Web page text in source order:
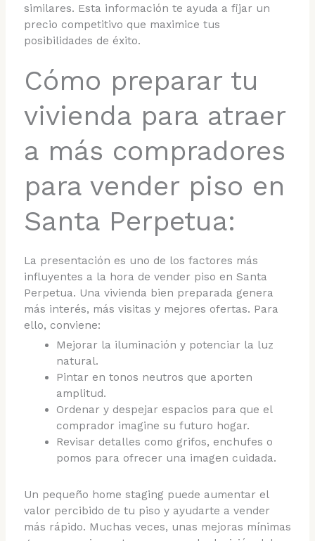
similares. Esta información te ayuda a fijar un
precio competitivo que maximice tus
posibilidades de éxito.
Cómo preparar tu
vivienda para atraer
a más compradores
para vender piso en
Santa Perpetua:
La presentación es uno de los factores más
influyentes a la hora de vender piso en Santa
Perpetua. Una vivienda bien preparada genera
más interés, más visitas y mejores ofertas. Para
ello, conviene:
Mejorar la iluminación y potenciar la luz
natural.
Pintar en tonos neutros que aporten
amplitud.
Ordenar y despejar espacios para que el
comprador imagine su futuro hogar.
Revisar detalles como grifos, enchufes o
pomos para ofrecer una imagen cuidada.
Un pequeño home staging puede aumentar el
valor percibido de tu piso y ayudarte a vender
más rápido. Muchas veces, unas mejoras mínimas